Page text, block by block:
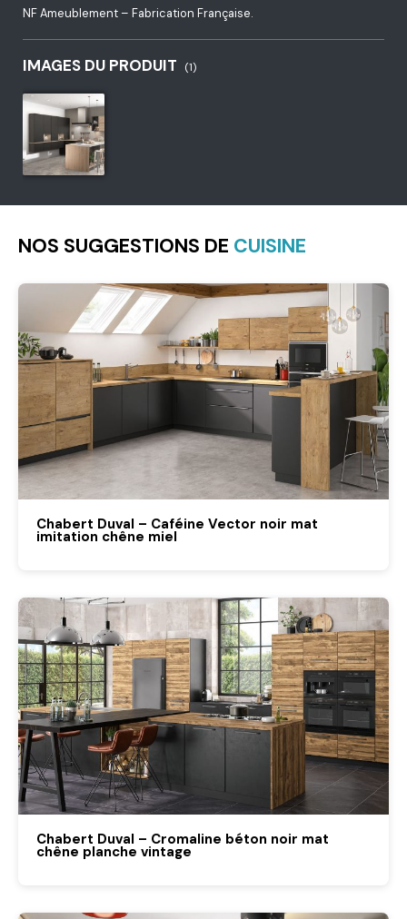
NF Ameublement – Fabrication Française.
IMAGES DU PRODUIT (1)
NOS SUGGESTIONS DE CUISINE
Chabert Duval – Caféine Vector noir mat
imitation chêne miel
Chabert Duval – Cromaline béton noir mat
chêne planche vintage